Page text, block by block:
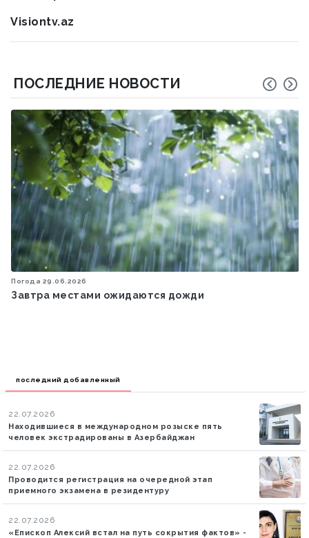
Visiontv.az
ПОСЛЕДНИЕ НОВОСТИ
Политика 18.10.2025
Первый вице-президент Мехрибан Алиева
последний добавленный
22.07.2026
Находившиеся в международном розыске пять
человек экстрадированы в Азербайджан
22.07.2026
Проводится регистрация на очередной этап
приемного экзамена в резидентуру
22.07.2026
«Епископ Алексий встал на путь сокрытия фактов» -